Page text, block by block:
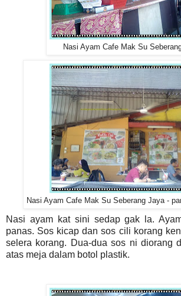
Nasi Ayam Cafe Mak Su
Nasi Ayam Cafe Mak Su Seberang Jaya -
Nasi ayam kat sini sedap gak la.
panas. Sos kicap dan sos cili korang
selera korang. Dua-dua sos ni diorang
atas meja dalam botol plastik.